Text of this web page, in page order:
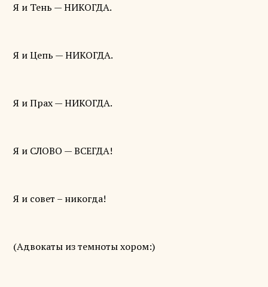
Я и Тень — НИКОГДА.
Я и Цепь — НИКОГДА.
Я и Прах — НИКОГДА.
Я и СЛОВО — ВСЕГДА!
Я и совет – никогда!
(Адвокаты из темноты хором:)